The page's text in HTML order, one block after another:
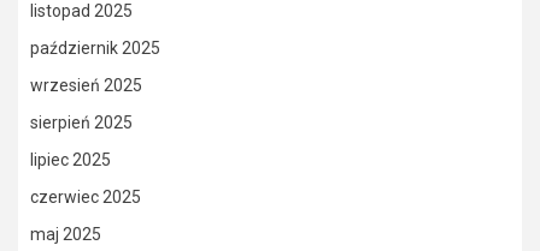
listopad 2025
październik 2025
wrzesień 2025
sierpień 2025
lipiec 2025
czerwiec 2025
maj 2025